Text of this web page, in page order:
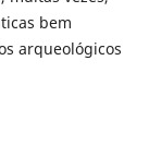
bem
arqueológicos